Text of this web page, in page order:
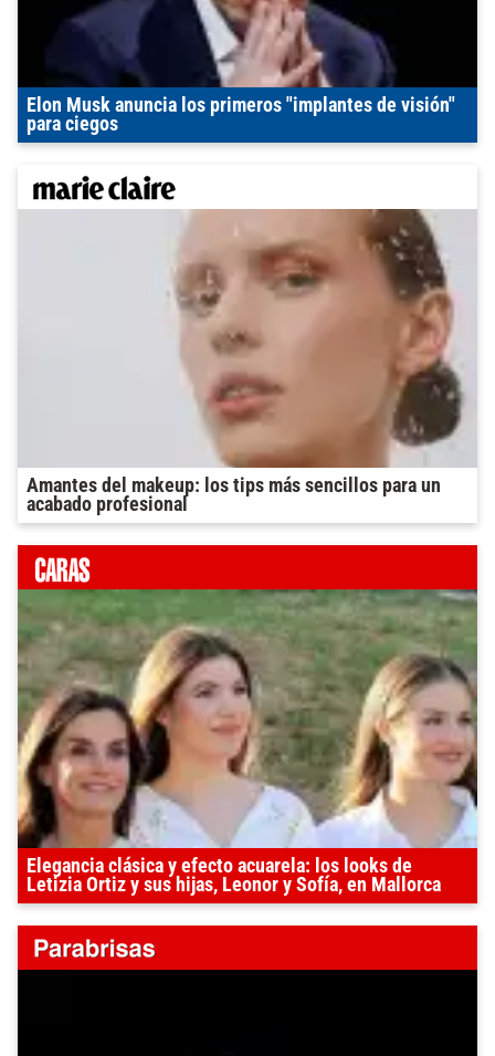
Elon Musk anuncia los primeros "implantes de visión"
para ciegos
Amantes del makeup: los tips más sencillos para un
acabado profesional
Elegancia clásica y efecto acuarela: los looks de
Letizia Ortiz y sus hijas, Leonor y Sofía, en Mallorca